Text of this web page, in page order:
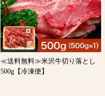
≪送料無料≫米沢牛切り落とし
500g【冷凍便】